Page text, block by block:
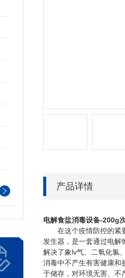
产品详情
电解食盐消毒设备-200g
在这个疫情防控的紧要
发生器，是一套通过电解
解决了象lv气、二氧化氯
消毒中不产生有害健康和
于储存，对环境无害、不